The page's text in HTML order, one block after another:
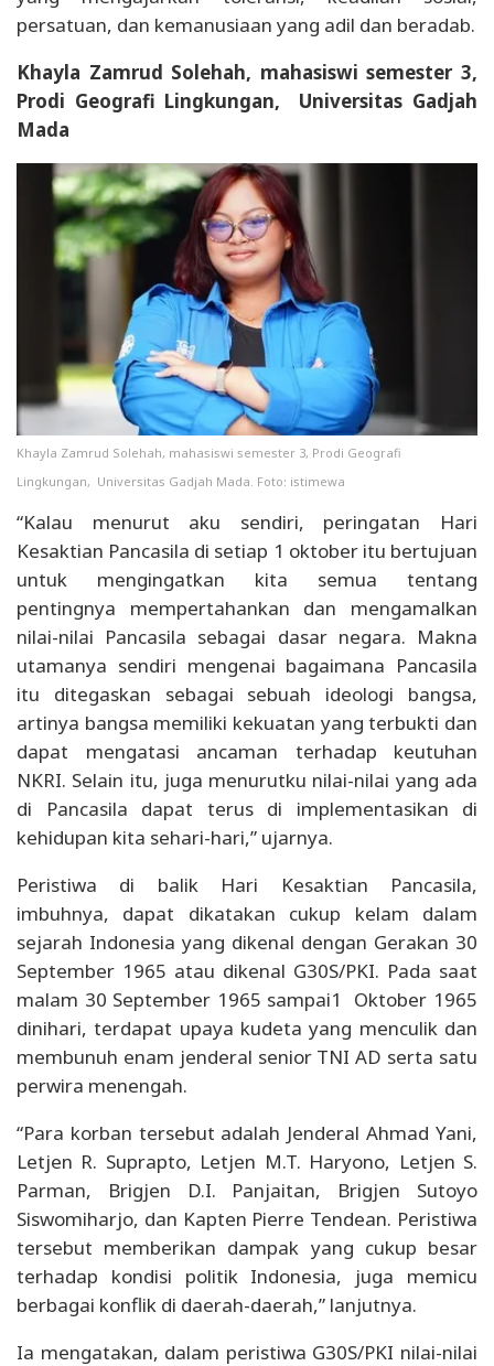
persatuan, dan kemanusiaan yang adil dan beradab.
Khayla Zamrud Solehah, mahasiswi semester 3,
Prodi Geografi Lingkungan, Universitas Gadjah
Mada
Khayla Zamrud Solehah, mahasiswi semester 3, Prodi Geografi
Lingkungan, Universitas Gadjah Mada. Foto: istimewa
“Kalau menurut aku sendiri, peringatan Hari
Kesaktian Pancasila di setiap 1 oktober itu bertujuan
untuk mengingatkan kita semua tentang
pentingnya mempertahankan dan mengamalkan
nilai-nilai Pancasila sebagai dasar negara. Makna
utamanya sendiri mengenai bagaimana Pancasila
itu ditegaskan sebagai sebuah ideologi bangsa,
artinya bangsa memiliki kekuatan yang terbukti dan
dapat mengatasi ancaman terhadap keutuhan
NKRI. Selain itu, juga menurutku nilai-nilai yang ada
di Pancasila dapat terus di implementasikan di
kehidupan kita sehari-hari,” ujarnya.
Peristiwa di balik Hari Kesaktian Pancasila,
imbuhnya, dapat dikatakan cukup kelam dalam
sejarah Indonesia yang dikenal dengan Gerakan 30
September 1965 atau dikenal G30S/PKI. Pada saat
malam 30 September 1965 sampai1 Oktober 1965
dinihari, terdapat upaya kudeta yang menculik dan
membunuh enam jenderal senior TNI AD serta satu
perwira menengah.
“Para korban tersebut adalah Jenderal Ahmad Yani,
Letjen R. Suprapto, Letjen M.T. Haryono, Letjen S.
Parman, Brigjen D.I. Panjaitan, Brigjen Sutoyo
Siswomiharjo, dan Kapten Pierre Tendean. Peristiwa
tersebut memberikan dampak yang cukup besar
terhadap kondisi politik Indonesia, juga memicu
berbagai konflik di daerah-daerah,” lanjutnya.
Ia mengatakan, dalam peristiwa G30S/PKI nilai-nilai